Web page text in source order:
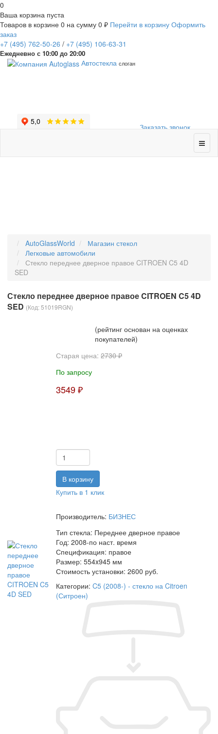
0
Ваша корзина пуста
Товаров в корзине 0 на сумму 0 ₽ Перейти в корзину Оформить
заказ
+7 (495) 762-50-26 / +7 (495) 106-63-31
Ежедневно с 10:00 до 20:00
Заказать звонок
Автостекла слоган
AutoGlassWorld
Магазин стекол
Легковые автомобили
Стекло переднее дверное правое CITROEN C5 4D
SED
Стекло переднее дверное правое CITROEN C5 4D
SED (Код:51019RGN)
(рейтинг основан на оценках
покупателей)
Старая цена: 2730 ₽
По запросу
3549 ₽
Купить в 1 клик
Производитель: БИЗНЕС
Тип стекла: Переднее дверное правое
Год: 2008-по наст. время
Спецификация: правое
Размер: 554x945 мм
Стоимость установки: 2600 руб.
Категории: C5 (2008-) - стекло на Citroen
(Ситроен)